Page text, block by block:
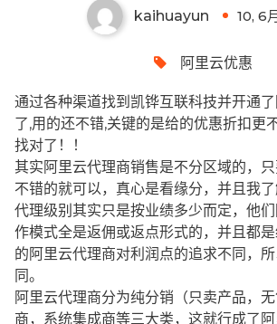
kaihuayun 10, 6
阿里云优惠
通过各种渠道找到凯铧互联科技并开通
了,用的还不错,关键的是给的优惠折扣更
找对了！！
其实阿里云代理商销售是不分区域的，
不错的就可以，真心是看缘分，并且我
代理级别其实只是按业绩多少而定，他
作模式全是返佣或返点形式的，并且都
的阿里云代理商对利润点的追求不同，
同。
阿里云代理商分为纯分销（只卖产品，
商，系统集成商等三大类，这就行成了